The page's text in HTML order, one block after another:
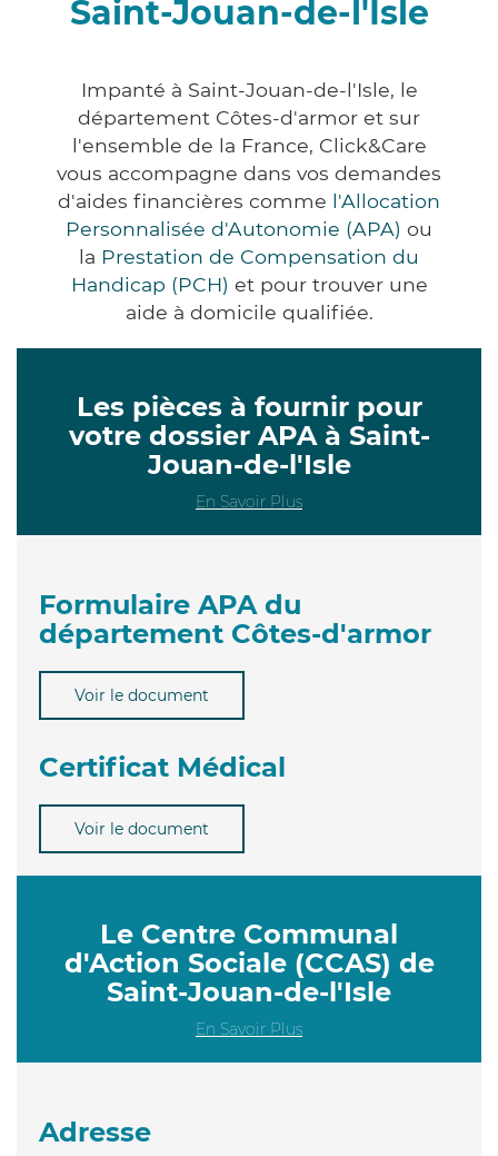
Saint-Jouan-de-l'Isle
Impanté à Saint-Jouan-de-l'Isle, le
département Côtes-d'armor et sur
l'ensemble de la France, Click&Care
vous accompagne dans vos demandes
d'aides financières comme l'Allocation
Personnalisée d'Autonomie (APA) ou
la Prestation de Compensation du
Handicap (PCH) et pour trouver une
aide à domicile qualifiée.
Les pièces à fournir pour
votre dossier APA à Saint-
Jouan-de-l'Isle
En Savoir Plus
Formulaire APA du
département Côtes-d'armor
Voir le document
Certificat Médical
Voir le document
Le Centre Communal
d'Action Sociale (CCAS) de
Saint-Jouan-de-l'Isle
En Savoir Plus
Adresse